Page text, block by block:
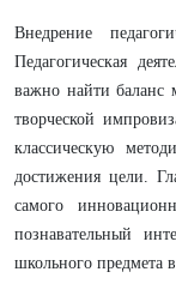
Внедрение
Педагогическая
важно найти баланс
творческой
классическую
достижения цели.
самого
познавательный
школьного предмета